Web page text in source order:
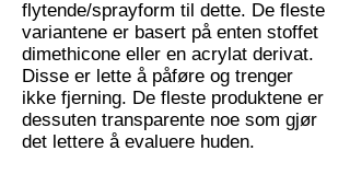
flytende/sprayform til dette. De fleste
variantene er basert på enten stoffet
dimethicone eller en acrylat derivat.
Disse er lette å påføre og trenger
ikke fjerning. De fleste produktene er
dessuten transparente noe som gjør
det lettere å evaluere huden.